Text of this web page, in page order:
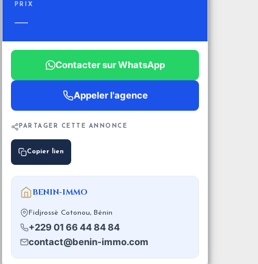
PRIX
—
Contacter sur WhatsApp
Appeler l'agence
PARTAGER CETTE ANNONCE
Copier lien
BENIN-IMMO
Fidjrossè Cotonou, Bénin
+229 01 66 44 84 84
contact@benin-immo.com